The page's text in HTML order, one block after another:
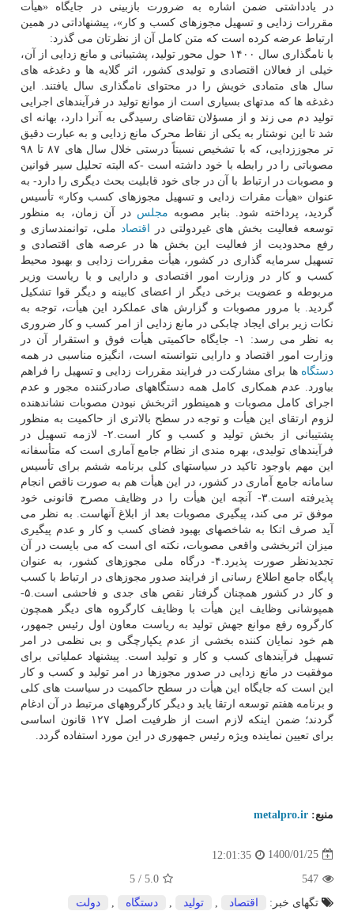
در یادداشتی ضمن اشاره به ضرورت بازبینی در جایگاه «هیأت
مقررات زدایی و تسهیل مجوزهای کسب و کار»، پیشنهاداتی در همین
ارتباط عرضه کرده است که متن کامل آن از نظرتان می گذرد:
با نامگذاری سال ۱۴۰۰ حول محور تولید، پشتیبانی و مانع زدایی از آن،
خیلی از فعالان اقتصادی و تولیدی کشور، اثر گلایه ها و دغدغه های
سال های متمادی خویش را در محتوای نامگذاری سال یافتند. این
دغدغه ها که مدتهای بسیاری است از موانع تولید در فرآیندهای اجرایی
تولید دم می زند و از مسؤلان تقاضای رسیدگی به آنرا دارد، بهانه ای
شد تا این نوشتار به یکی از نقاط محرک مانع زدایی و به عبارت دقیق
تر مجوززدایی، که با تشخیص نسبتاً درستی خلال سال های ۸۷ تا ۹۸
مصوباتی را در رابطه با خود داشته است -که البته تحلیل سیر قوانین
و مصوبات در ارتباط با آن در جای خود قابلیت بحث دیگری را دارد- به
عنوان «هیأت مقرات زدایی و تسهیل مجوزهای کسب وکار» تأسیس
گردید، پرداخته شود. بنابر مصوبه مجلس در آن زمان، به منظور
توسعه فعالیت بخش های غیردولتی در
اقتصاد ملی، توانمندسازی و
رفع محدودیت از فعالیت این بخش ها در عرصه های اقتصادی و
تسهیل سرمایه گذاری در کشور، هیأت مقررات زدایی و بهبود محیط
کسب و کار در وزارت امور اقتصادی و دارایی و با ریاست وزیر
مربوطه و عضویت برخی دیگر از اعضای کابینه و دیگر قوا تشکیل
گردید. با مرور مصوبات و گزارش های عملکرد این هیأت، توجه به
نکات زیر برای ایجاد چابکی در مانع زدایی از امر کسب و کار ضروری
به نظر می رسد: ۱- جایگاه حاکمیتی هیأت فوق و استقرار آن در
وزارت امور اقتصاد و دارایی نتوانسته است، انگیزه مناسبی در همه
دستگاه ها برای مشارکت در فرایند مقررات زدایی و تسهیل را فراهم
بیاورد. عدم همکاری کامل همه دستگاههای صادرکننده مجور و عدم
اجرای کامل مصوبات و همینطور اثربخش نبودن مصوبات نشاندهنده
لزوم ارتقای این هیأت و توجه در سطح بالاتری از حاکمیت به منظور
پشتیبانی از بخش تولید و کسب و کار است.۲- لازمه تسهیل در
فرآیندهای تولیدی، بهره مندی از نظام جامع آماری است که متأسفانه
این مهم باوجود تاکید در سیاستهای کلی برنامه ششم برای تأسیس
سامانه جامع آماری در کشور، در این هیأت هم به صورت ناقص انجام
پذیرفته است.۳- آنچه این هیأت را در وظایف مصرح قانونی خود
موفق تر می کند، پیگیری مصوبات بعد از ابلاغ آنهاست. به نظر می
آید صرف اتکا به شاخصهای بهبود فضای کسب و کار و عدم پیگیری
میزان اثربخشی واقعی مصوبات، نکته ای است که می بایست در آن
تجدیدنظر صورت پذیرد.۴- درگاه ملی مجوزهای کشور، به عنوان
پایگاه جامع اطلاع رسانی از فرایند صدور مجوزهای در ارتباط با کسب
و کار در کشور همچنان گرفتار نقص های جدی و فاحشی است.۵-
همپوشانی وظایف این هیأت با وظایف کارگروه های دیگر همچون
کارگروه رفع موانع جهش تولید به ریاست معاون اول رئیس جمهور،
هم خود نمایان کننده بخشی از عدم یکپارچگی و بی نظمی در امر
تسهیل فرآیندهای کسب و کار و تولید است. پیشنهاد عملیاتی برای
موفقیت در مانع زدایی در صدور مجوزها در امر تولید و کسب و کار
این است که جایگاه این هیأت در سطح حاکمیت در سیاست های کلی
و برنامه هفتم توسعه ارتقا یابد و دیگر کارگروههای مرتبط در آن ادغام
گردند؛ ضمن اینکه لازم است از ظرفیت اصل ۱۲۷ قانون اساسی
برای تعیین نماینده ویژه رئیس جمهوری در این مورد استفاده گردد.
منبع: metalpro.ir
1400/01/25
12:01:35
547
5.0
/
5
تگهای خبر:
اقتصاد تولید دستگاه دولت